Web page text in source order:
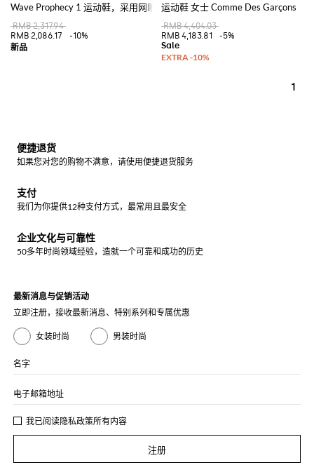
Wave Prophecy 1 运动鞋，采用网眼和科技面料，配有缓震鞋底
RMB 2,317.94
RMB 2,086.17
-10%
运动鞋 女士 Comme Des Garçons
RMB 4,404.03
RMB 4,183.81
-5%
1
便捷退货
如果您对您的购物不满意，请使用便捷退货服务
支付
我们为你提供12种支付方式，最常用且最安全
企业文化与可靠性
50多年时尚领域经验，造就一个可靠和成功的历史
最新消息与促销活动
立即注册，接收最新消息、特别系列和专属优惠
女装时尚 男装时尚
名字
电子邮箱地址
我已阅读隐私政策所有内容
注册